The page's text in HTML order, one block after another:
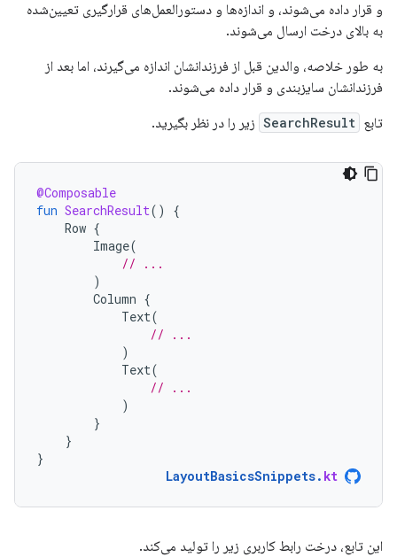
و قرار داده می‌شوند، و اندازه‌ها و دستورالعمل‌های قرارگیری تعیین‌شده
به بالای درخت ارسال می‌شوند.
به طور خلاصه، والدین قبل از فرزندانشان اندازه می‌گیرند، اما بعد از
فرزندانشان سایزبندی و قرار داده می‌شوند.
تابع SearchResult زیر را در نظر بگیرید.
@Composable
fun SearchResult()
{
Row {
Image(
// ...
)
Column {
Text(
// ...
)
Text(
// ...
)
}
}
}
LayoutBasicsSnippets. kt
این تابع، درخت رابط کاربری زیر را تولید می‌کند.